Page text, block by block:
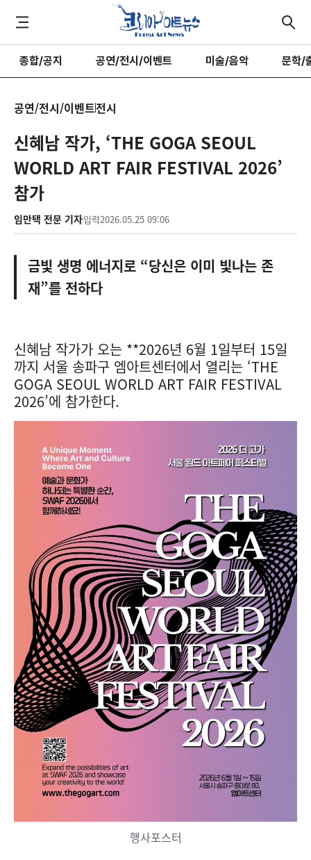
종합/공지 공연/전시/이벤트 미술/음악 문학/
공연/전시/이벤트전시
신혜남 작가, ‘THE GOGA SEOUL
WORLD ART FAIR FESTIVAL 2026’
참가
임만택 전문 기자입력2026.05.25 09:06
금빛 생명 에너지로 “당신은 이미 빛나는 존
재”를 전하다
신혜남 작가가 오는 **2026년 6월 1일부터 15일
까지 서울 송파구 엠아트센터에서 열리는 ‘THE
GOGA SEOUL WORLD ART FAIR FESTIVAL
2026’에 참가한다.
행사포스터